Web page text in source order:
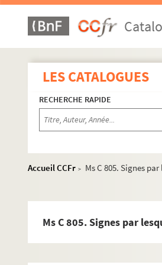
LES CATALOGUES
RECHERCHE RAPIDE
Accueil CCFr >
Ms C 805. Signes
Ms C 805. Signes par
Ms C 746. Vers du Chevalier de
Ms C 747. Adieux à Londres
Ms C 748. Adieux à Londres,
Ms C 749. Placet en vers
Ms C 750. Placet en vers
Ms C 751. Le Temple de l'amitié,
Ms C 752. Le Temple de la Mort,
Ms C 753. Vers à l'occasion de
Ms C 757. Requête et